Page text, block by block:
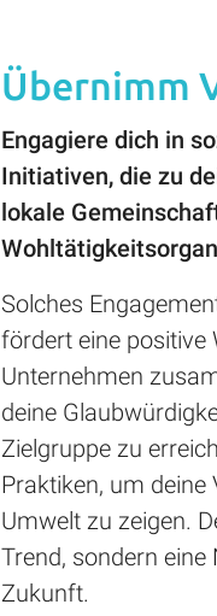
Übernimm
Engagiere dich in
Initiativen, die zu
lokale
Solches
fördert eine positive
Unternehmen
deine
Zielgruppe zu
Praktiken, um
Umwelt zu zeigen.
Trend, sondern
Zukunft.